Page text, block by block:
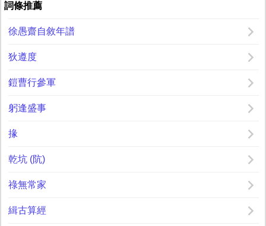
詞條推薦
徐愚齋自敘年譜
狄遵度
鎧曹行參軍
躬逢盛事
掾
乾坑 (阬)
祿無常家
緝古算經